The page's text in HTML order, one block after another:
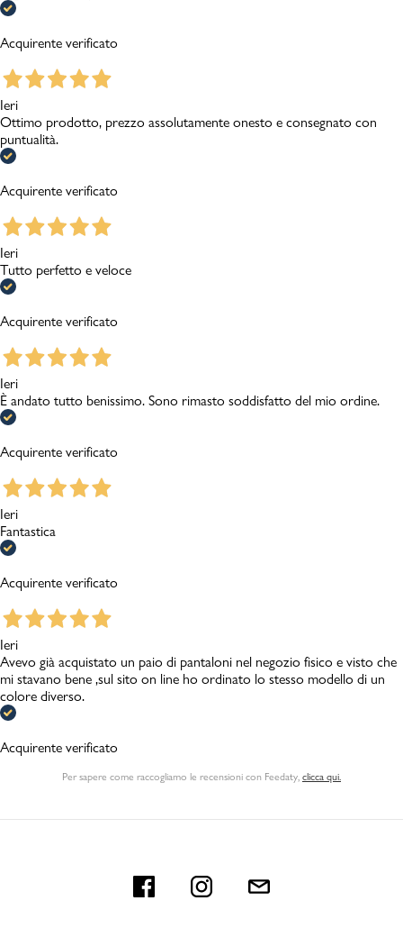
Acquirente verificato
Ieri
Ottimo prodotto, prezzo assolutamente onesto e consegnato con
puntualità.
Acquirente verificato
Ieri
Tutto perfetto e veloce
Acquirente verificato
Ieri
È andato tutto benissimo. Sono rimasto soddisfatto del mio ordine.
Acquirente verificato
Ieri
Fantastica
Acquirente verificato
Ieri
Avevo già acquistato un paio di pantaloni nel negozio fisico e visto che
mi stavano bene ,sul sito on line ho ordinato lo stesso modello di un
colore diverso.
Acquirente verificato
Per sapere come raccogliamo le recensioni con Feedaty, clicca qui.